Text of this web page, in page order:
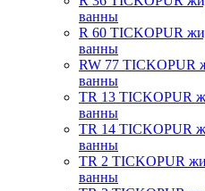
ванны
R 60 TICKOPUR
ванны
RW 77 TICKOPUR
ванны
TR 13 TICKOPUR
ванны
TR 14 TICKOPUR
ванны
TR 2 TICKOPUR
ванны